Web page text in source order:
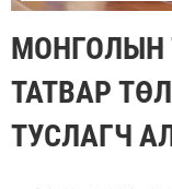
МОНГОЛЫН
ТАТВАР
ТУСЛАГЧ